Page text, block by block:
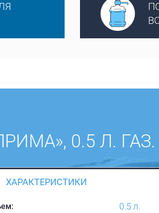
0.5 Л. ГАЗ.
ХАРАКТЕРИСТИКИ
0.5 л.